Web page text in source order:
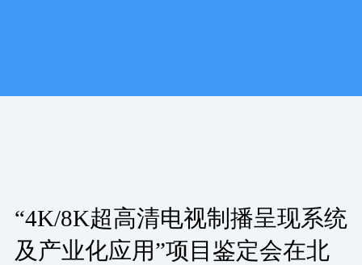
“4K/8K超高清电视制播呈现系统
及产业化应用”项目鉴定会在北